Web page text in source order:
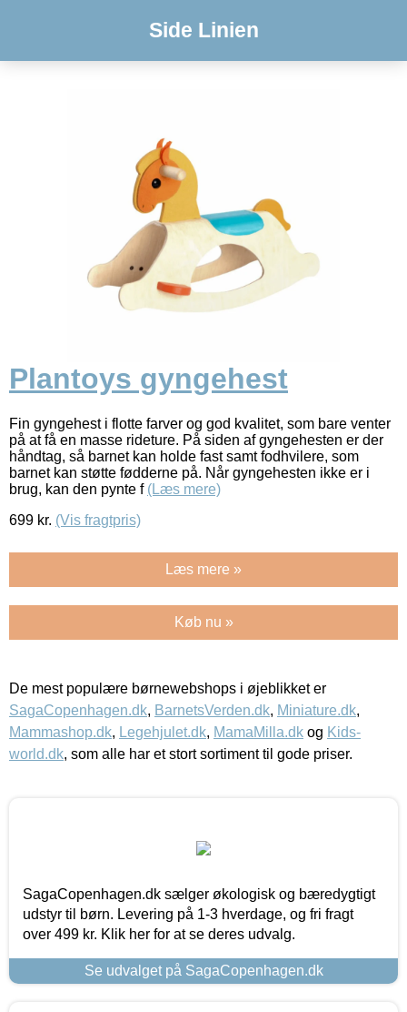
Side Linien
Plantoys gyngehest
Fin gyngehest i flotte farver og god kvalitet, som bare venter
på at få en masse rideture. På siden af gyngehesten er der
håndtag, så barnet kan holde fast samt fodhvilere, som
barnet kan støtte fødderne på. Når gyngehesten ikke er i
brug, kan den pynte f (Læs mere)
699 kr. (Vis fragtpris)
Læs mere »
Køb nu »
De mest populære børnewebshops i øjeblikket er
SagaCopenhagen.dk, BarnetsVerden.dk, Miniature.dk,
Mammashop.dk, Legehjulet.dk, MamaMilla.dk og Kids-
world.dk, som alle har et stort sortiment til gode priser.
SagaCopenhagen.dk sælger økologisk og bæredygtigt
udstyr til børn. Levering på 1-3 hverdage, og fri fragt
over 499 kr. Klik her for at se deres udvalg.
Se udvalget på SagaCopenhagen.dk